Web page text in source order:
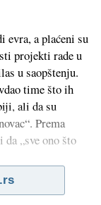
evra, a plaćeni su
projekti rade u
u saopštenju.
time što ih
ali da su
Prema
„sve ono što